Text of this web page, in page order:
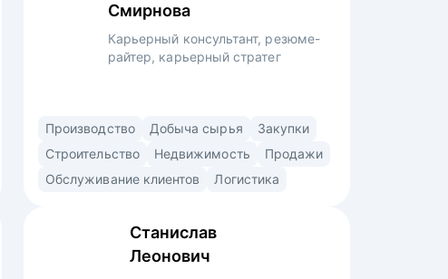
Смирнова
Карьерный консультант, резюме-
райтер, карьерный стратег
Карьерный консультант со специализацией
в строительстве, производстве,
безопасности, добыче сырья, продажах,
образовании, HR. • Помогла
с трудоустройством топ-менеджерам,
Производство Добыча сырья
Закупки
Строительство
Недвижимость
Продажи
Обслуживание клиентов
Логистика
Станислав
Леонович